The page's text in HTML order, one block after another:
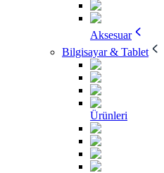
Aksesuar
Bilgisayar & Tablet
Ürünleri